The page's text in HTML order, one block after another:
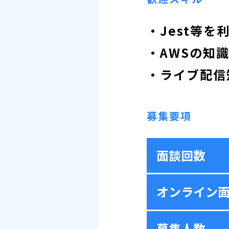
・Jest等を
・AWSの
・ライブ配
募集要項
面談回数
オンライン